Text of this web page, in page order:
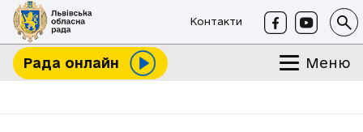
Контакти
Рада онлайн Меню